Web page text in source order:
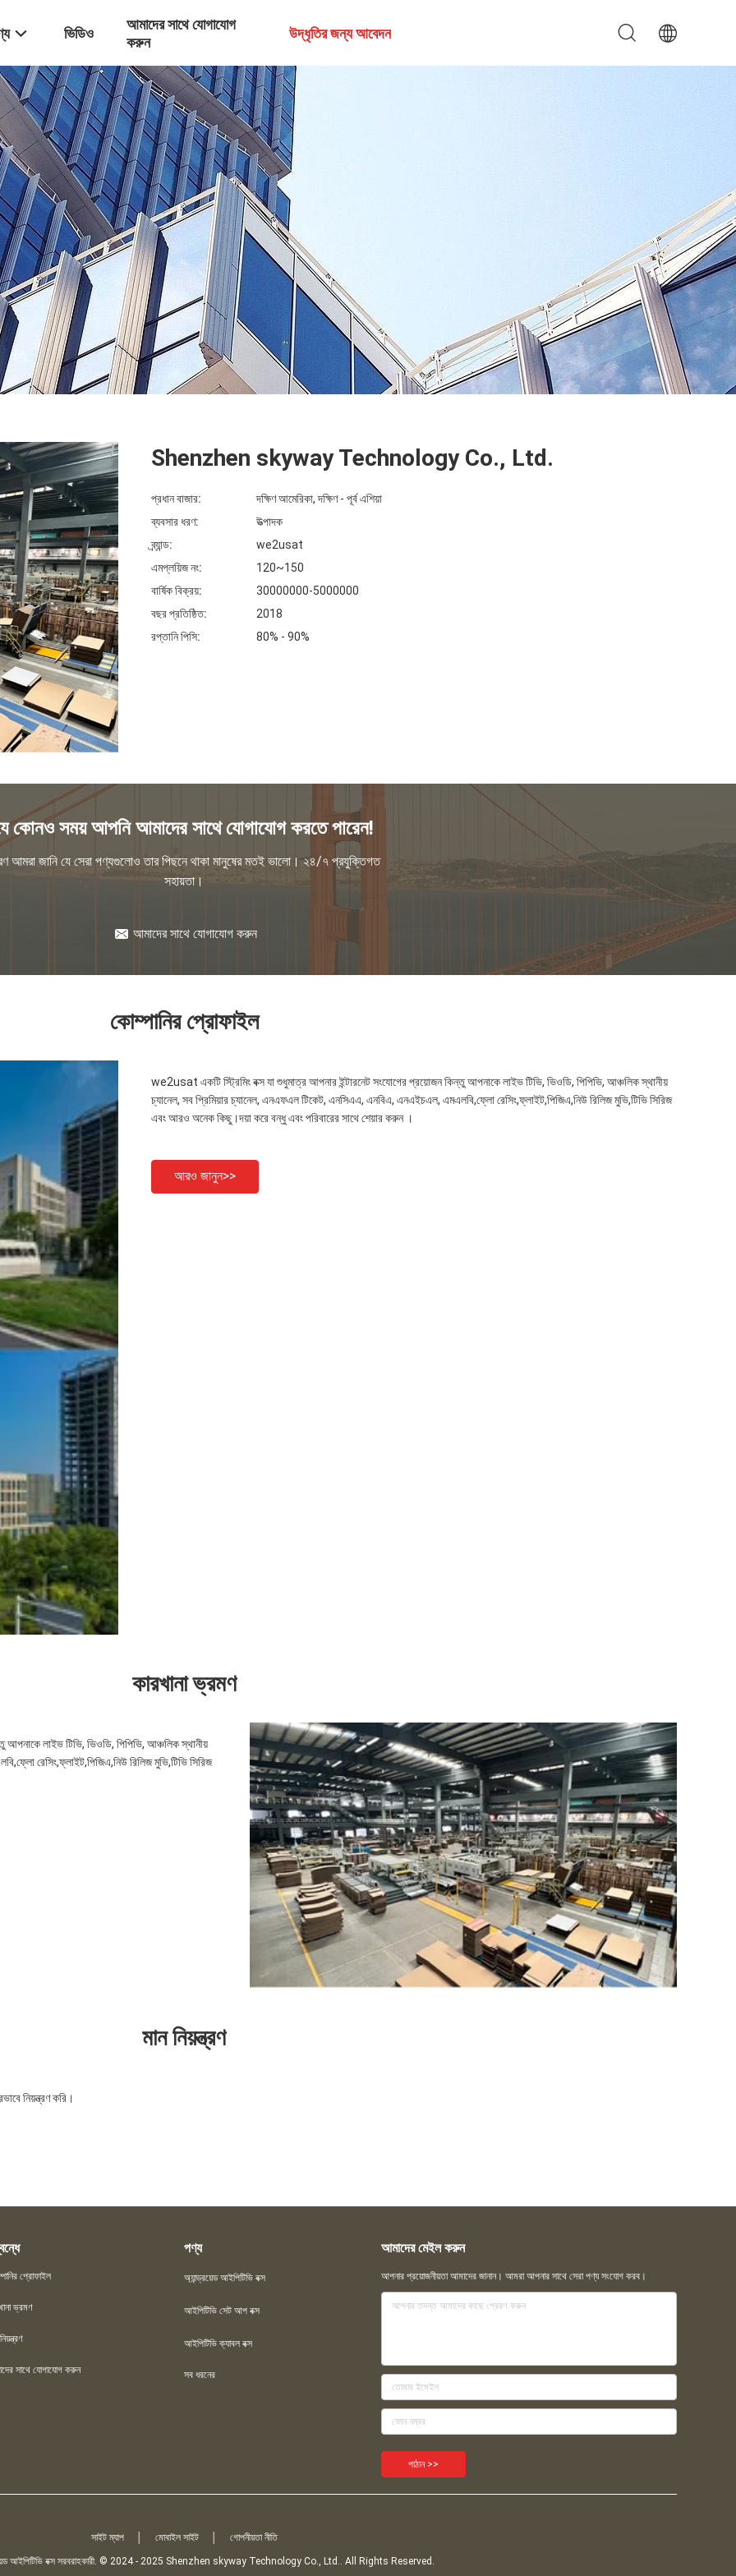
ভিডিও
আমাদের সাথে যোগাযোগ
করুন
উদ্ধৃতির জন্য আবেদন
Shenzhen skyway Technology Co., Ltd.
প্রধান বাজার:
দক্ষিণ আমেরিকা, দক্ষিণ - পূর্ব এশিয়া
ব্যবসার ধরণ:
উত্পাদক
ব্র্যান্ড:
we2usat
এমপ্লয়িজ নং:
120~150
বার্ষিক বিক্রয়:
30000000-5000000
বছর প্রতিষ্ঠিত:
2018
রপ্তানি পিসি:
80% - 90%
কোনও সময় আপনি আমাদের সাথে যোগাযোগ করতে পারেন!
আমরা জানি যে সেরা পণ্যগুলোও তার পিছনে থাকা মানুষের মতই ভালো। ২৪/৭ প্রযুক্তিগত
সহায়তা।
আমাদের সাথে যোগাযোগ করুন
কোম্পানির প্রোফাইল
we2usat একটি স্ট্রিমিং বক্স যা শুধুমাত্র আপনার ইন্টারনেট সংযোগের প্রয়োজন কিন্তু আপনাকে লাইভ টিভি, ভিওডি, পিপিভি, আঞ্চলিক স্থানীয়
চ্যানেল, সব প্রিমিয়ার চ্যানেল, এনএফএল টিকেট, এনসিএএ, এনবিএ, এনএইচএল, এমএলবি,ফ্লো রেসিং,ফ্লাইট,পিজিএ,নিউ রিলিজ মুভি,টিভি সিরিজ
এবং আরও অনেক কিছু।দয়া করে বন্ধু এবং পরিবারের সাথে শেয়ার করুন ।
আরও জানুন>>
কারখানা ভ্রমণ
লাইভ টিভি, ভিওডি, পিপিভি, আঞ্চলিক স্থানীয়
রেসিং,ফ্লাইট,পিজিএ,নিউ রিলিজ মুভি,টিভি সিরিজ
মান নিয়ন্ত্রণ
নিয়ন্ত্রণ করি।
প্রোফাইল
ভ্রমণ
সাথে যোগাযোগ করুন
পণ্য
অ্যান্ড্রয়েড আইপিটিভি বক্স
আইপিটিভি সেট আপ বক্স
আইপিটিভি ক্যাবল বক্স
সব ধরনের
আমাদের মেইল ​​করুন
আপনার প্রয়োজনীয়তা আমাদের জানান। আমরা আপনার সাথে সেরা পণ্য সংযোগ করব।
পাঠান >>
সাইট ম্যাপ মোবাইল সাইট গোপনীয়তা নীতি
আইপিটিভি বক্স সরবরাহকারী. © 2024 - 2025 Shenzhen skyway Technology Co., Ltd.. All Rights Reserved.